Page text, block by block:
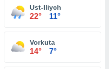
Ust-Iliych
22° 11°
Vorkuta
14° 7°